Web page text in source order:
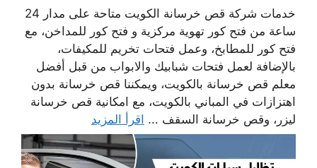
خدمات شركة قص خرسانة الكويت متاحة على مدار 24
ساعة من فتح كور تهوية مركزية و فتح كور للمداخن، مع
فتح كور للمطابخ، وعمل فتحات تخريم للمكيفات،
بالإضافة لعمل فتحات شبابيك والابواب من قبل أفضل
معلم قص خرسانة بالكويت، ويمكننا قص خرسانة بدون
اهتزازات في المباني بالكويت، مع امكانية قص خرسانة
ليزر، وقص خرسانة السقف ... اقرأ المزيد